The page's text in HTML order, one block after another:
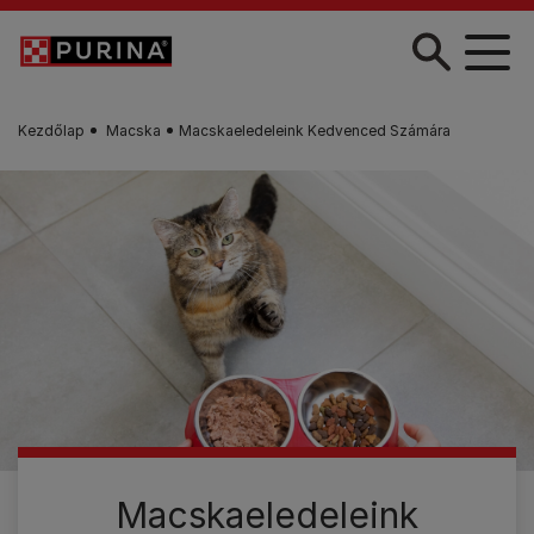
Skip to main content
Kezdőlap Macska Macskaeledeleink Kedvenced Számára
Macskaeledeleink